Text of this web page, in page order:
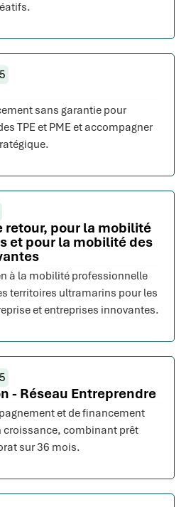
sans garantie pour
TPE et PME et accompagner
retour, pour la mobilité
et pour la mobilité des
à la mobilité professionnelle
territoires ultramarins pour les
et entreprises innovantes.
- Réseau Entreprendre
et de financement
croissance, combinant prêt
sur 36 mois.